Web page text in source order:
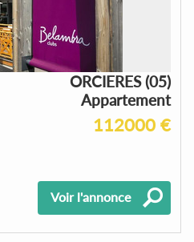
ORCIERES (05)
Appartement
112000 €
Voir l'annonce